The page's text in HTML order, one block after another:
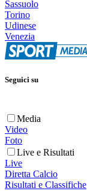
Sassuolo
Torino
Udinese
Venezia
Seguici su
Media
Video
Foto
Live e Risultati
Live
Diretta Calcio
Risultati e Classifiche